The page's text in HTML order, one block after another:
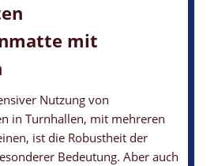
mit
Nutzung von
in Turnhallen, mit mehreren
ist die Robustheit der
Bedeutung. Aber auch